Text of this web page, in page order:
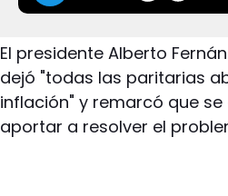
El presidente Alberto
dejó "todas las paritarias
inflación" y remarcó que
aportar a resolver el